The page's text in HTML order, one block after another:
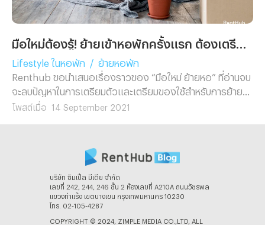
Lifestyle ในหอพัก /
ย้ายหอพัก
Renthub ขอนำเสนอเรื่องราวของ “มือใหม่ ย้ายหอ” ที่อ่านจบ
จะลบปัญหาในการเตรียมตัวและเตรียมของใช้สำหรับการย้าย
หอได้อย่างแน่นอน ถ้าพร้อมแล้วไปอ่านกันต่อเลย!!
โพสต์เมื่อ 14 September 2021
บริษัท ซิมเปิ้ล มีเดีย จํากัด
เลขที่ 242, 244, 246 ชั้น 2 ห้องเลขที่ A210A ถนนวัชรพล
แขวงท่าแร้ง เขตบางเขน กรุงเทพมหานคร 10230
โทร. 02-105-4287
COPYRIGHT © 2024, ZIMPLE MEDIA CO.,LTD, ALL